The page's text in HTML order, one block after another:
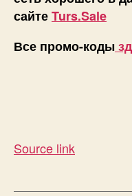
сайтеTurs.Sale
Все промо-коды
Source link